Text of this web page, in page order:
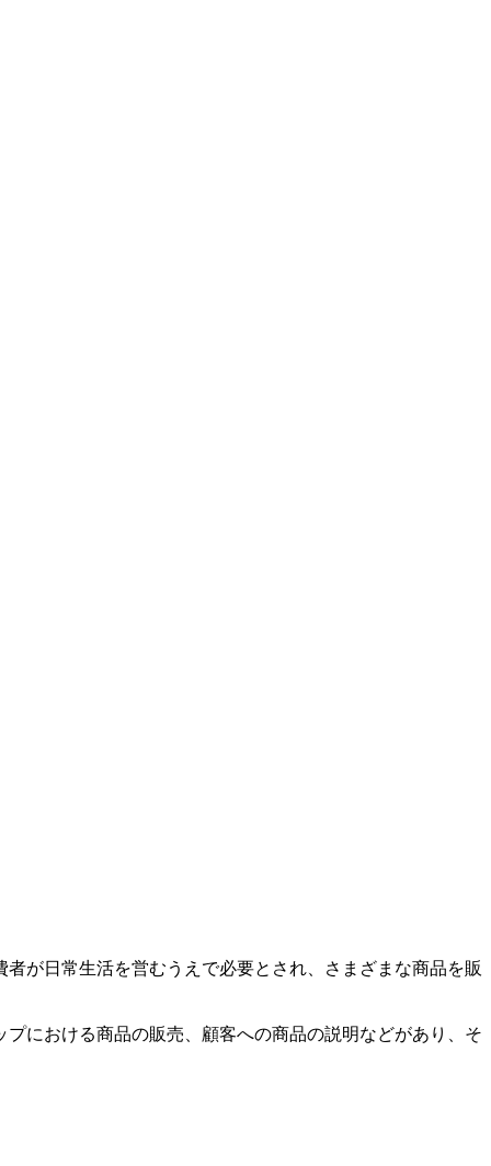
が日常生活を営むうえで必要とされ、さまざまな商品を販
における商品の販売、顧客への商品の説明などがあり、そ